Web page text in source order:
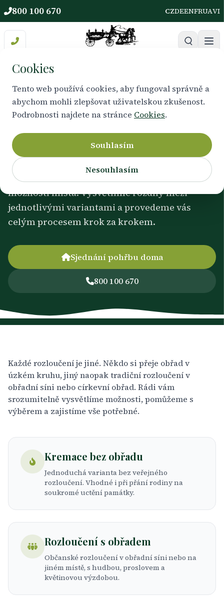
800 100 670 CZDEENFRUAVI
Informace
Typy pohřbů
Pomůžeme vám vybrat důstojnou formu
rozloučení podle přání zesnulého, rodiny i
možností místa. Vysvětlíme rozdíly mezi
jednotlivými variantami a provedeme vás
celým procesem krok za krokem.
Sjednání pohřbu doma
800 100 670
Každé rozloučení je jiné. Někdo si přeje obřad v
úzkém kruhu, jiný naopak tradiční rozloučení v
obřadní síni nebo církevní obřad. Rádi vám
srozumitelně vysvětlíme možnosti, pomůžeme s
výběrem a zajistíme vše potřebné.
Kremace bez obřadu
Jednoduchá varianta bez veřejného
rozloučení. Vhodné i při přání rodiny na
soukromé uctění památky.
Rozloučení s obřadem
Občanské rozloučení v obřadní síni nebo na
jiném místě, s hudbou, proslovem a
květinovou výzdobou.
Cookies
Tento web používá cookies, aby fungoval správně a
abychom mohli zlepšovat uživatelskou zkušenost.
Podrobnosti najdete na stránce Cookies.
Souhlasím
Nesouhlasím